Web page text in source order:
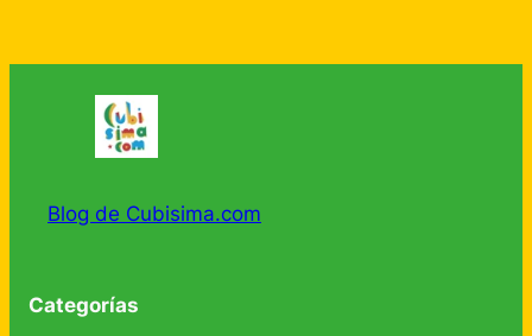
Blog de Cubisima.com
Categorías